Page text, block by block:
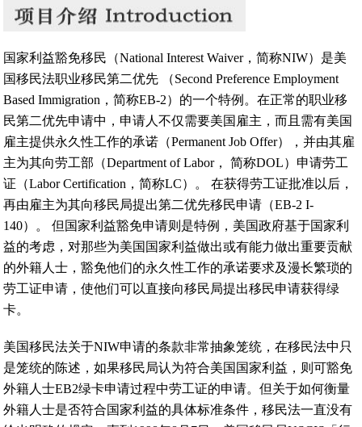
国家利益豁免移民（National Interest Waiver，简称NIW）是美
国移民法职业移民第二优先 （Second Preference Employment
Based Immigration，简称EB-2）的一个特例。在正常的职业移
民第二优先申请中，申请人不仅需要美国雇主，而且需有美国
雇主提供永久性工作的承诺（Permanent Job Offer），并由其雇
主为其向劳工部（Department of Labor， 简称DOL）申请劳工
证（Labor Certification，简称LC）。 在获得劳工证批准以后，
再由雇主为其向移民局提出第二优先移民申请（EB-2 I-
140）。 但国家利益豁免申请则是特例，美国政府基于国家利
益的考虑，对那些为美国国家利益做出或有能力做出重要贡献
的外籍人士，豁免他们的永久性工作的承诺要求及漫长繁琐的
劳工证申请，使他们可以直接向移民局提出移民申请获得绿
卡。
美国移民法关于NIW申请的条款非常抽象笼统，在移民法中只
是笼统的陈述，如果移民局认为符合美国国家利益，则可豁免
外籍人士EB2绿卡申请过程中劳工证的申请。但关于如何衡量
外籍人士是否符合国家利益的具体标准条件，移民法一直没有